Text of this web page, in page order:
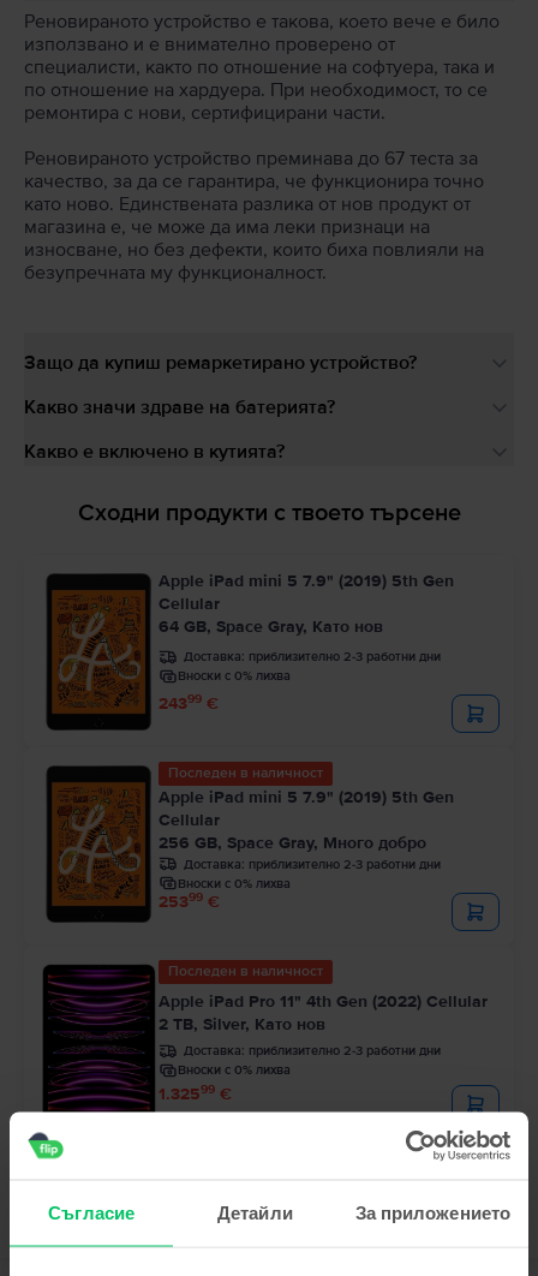
Съгласие Детайли За приложението
Реновираното устройство е такова, което вече е било
използвано и е внимателно проверено от
специалисти, както по отношение на софтуера, така и
по отношение на хардуера. При необходимост, то се
ремонтира с нови, сертифицирани части.
Реновираното устройство преминава до 67 теста за
качество, за да се гарантира, че функционира точно
като ново. Единствената разлика от нов продукт от
магазина е, че може да има леки признаци на
износване, но без дефекти, които биха повлияли на
безупречната му функционалност.
Защо да купиш ремаркетирано устройство?
Какво значи здраве на батерията?
Какво е включено в кутията?
Сходни продукти с твоето търсене
Apple iPad mini 5 7.9" (2019) 5th Gen
Cellular
64 GB, Space Gray, Като нов
Доставка: приблизително 2-3 работни дни
Вноски с 0% лихва
24399 €
Последен в наличност
Apple iPad mini 5 7.9" (2019) 5th Gen
Cellular
256 GB, Space Gray, Много добро
Доставка: приблизително 2-3 работни дни
Вноски с 0% лихва
25399 €
Последен в наличност
Apple iPad Pro 11" 4th Gen (2022) Cellular
2 TB, Silver, Като нов
Доставка: приблизително 2-3 работни дни
Вноски с 0% лихва
1.32599 €